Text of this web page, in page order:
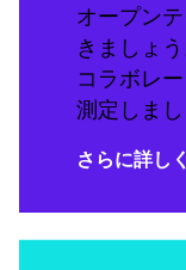
オープン
きましょ
コラボレ
測定しまし
さらに詳しく